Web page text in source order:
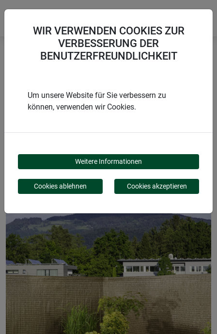
SICHTSCHUTZMATTE
RAFFIA
WIR VERWENDEN COOKIES ZUR
VERBESSERUNG DER
BENUTZERFREUNDLICHKEIT
Um unsere Website für Sie verbessern zu
können, verwenden wir Cookies.
Weitere Informationen
Cookies ablehnen Cookies akzeptieren